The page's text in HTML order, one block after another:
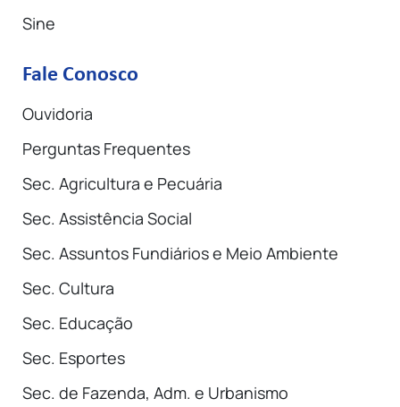
Sine
Fale Conosco
Ouvidoria
Perguntas Frequentes
Sec. Agricultura e Pecuária
Sec. Assistência Social
Sec. Assuntos Fundiários e Meio Ambiente
Sec. Cultura
Sec. Educação
Sec. Esportes
Sec. de Fazenda, Adm. e Urbanismo